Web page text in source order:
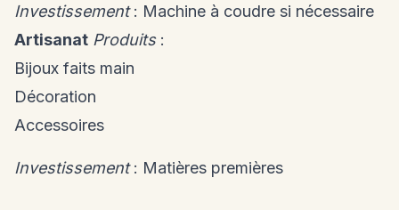
Investissement: Machine à coudre si nécessaire
Artisanat Produits:
Bijoux faits main
Décoration
Accessoires
Investissement: Matières premières